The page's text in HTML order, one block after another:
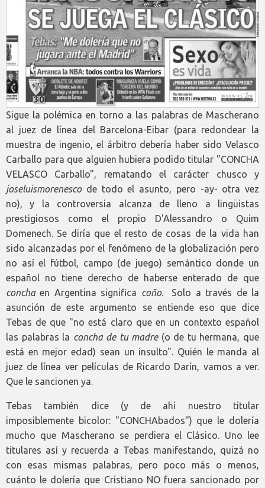
Sigue la polémica en torno a las palabras de Mascherano
al juez de línea del Barcelona-Eibar (para redondear la
muestra de ingenio, el árbitro debería haber sido Velasco
Carballo para que alguien hubiera podido titular "CONCHA
VELASCO Carballo", rematando el carácter chusco y
joseluismorenescode todo el asunto, pero -ay- otra vez
no), y la controversia alcanza de lleno a lingüistas
prestigiosos como el propio D'Alessandro o Quim
Domenech. Se diría que el resto de cosas de la vida han
sido alcanzadas por el fenómeno de la globalización pero
no así el fútbol, campo (de juego) semántico donde un
español no tiene derecho de haberse enterado de que
conchaen Argentina significa coño. Solo a través de la
asunción de este argumento se entiende eso que dice
Tebas de que "no está claro que en un contexto español
las palabras la concha de tu madre(o de tu hermana, que
está en mejor edad) sean un insulto". Quién le manda al
juez de línea ver películas de Ricardo Darín, vamos a ver.
Que le sancionen ya.
Tebas también dice (y de ahí nuestro titular
imposiblemente bicolor: "CONCHAbados") que le dolería
mucho que Mascherano se perdiera el Clásico. Uno lee
titulares así y recuerda a Tebas manifestando, quizá no
con esas mismas palabras, pero poco más o menos,
cuánto le dolería que Cristiano NO fuera sancionado por